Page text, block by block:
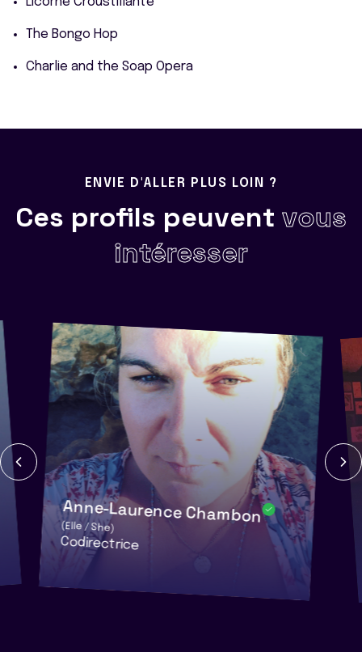
The Bongo Hop
Charlie and the Soap Opera
ENVIE D'ALLER PLUS LOIN ?
Ces profils peuvent vous
intéresser
Anne-Laurence Chambon
(Elle / She)
Codirectrice